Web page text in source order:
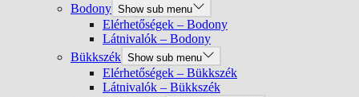
Bodony Show sub menu
Elérhetőségek – Bodony
Látnivalók – Bodony
Bükkszék Show sub menu
Elérhetőségek – Bükkszék
Látnivalók – Bükkszék